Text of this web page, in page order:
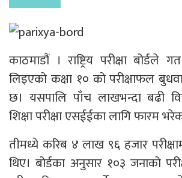
काठमाडौं । राष्ट्रिय परीक्षा बोर्डले
लिइएको कक्षा १० को परीक्षाफल
छ। यसपालि पाँच लाखभन्दा बढी
शिक्षा परीक्षा एसईईका लागि फारम
तीमध्ये करिब ४ लाख ९६ हजार
थिए। बोर्डका अनुसार १०३ जनाको